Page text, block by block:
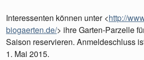
Interessenten können unter <http://
biogaerten.de/> ihre Garten-Parzelle
Saison reservieren. Anmeldeschluss
1. Mai 2015.